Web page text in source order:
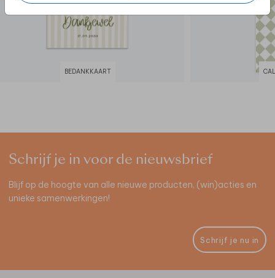
BEDANKKAART
Schrijf je in voor de nieuwsbrief
Blijf op de hoogte van alle nieuwe producten, (win)acties en
unieke samenwerkingen!
Schrijf je nu in